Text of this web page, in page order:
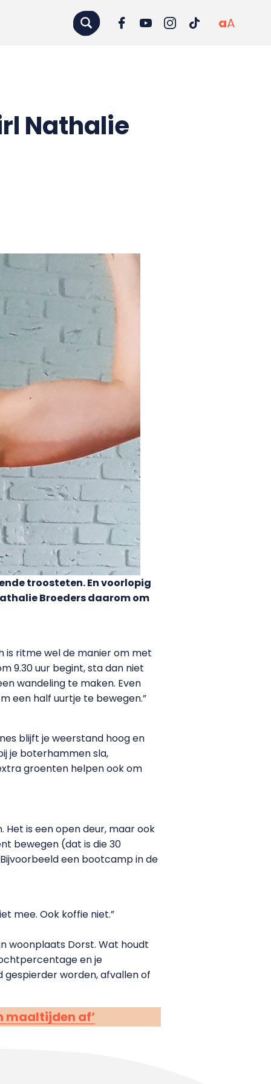
aA
Nathalie
troosteten. En voorlopig
Broeders daarom om
is ritme wel de manier om met
9.30 uur begint, sta dan niet
wandeling te maken. Even
een half uurtje te bewegen.”
blijft je weerstand hoog en
je boterhammen sla,
groenten helpen ook om
is een open deur, maar ook
bewegen (dat is die 30
een bootcamp in de
mee. Ook koffie niet.”
woonplaats Dorst. Wat houdt
en je
gespierder worden, afvallen of
maaltijden af’